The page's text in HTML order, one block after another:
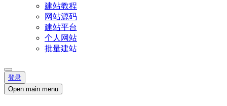
建站教程
网站源码
建站平台
个人网站
批量建站
登录
Open main menu